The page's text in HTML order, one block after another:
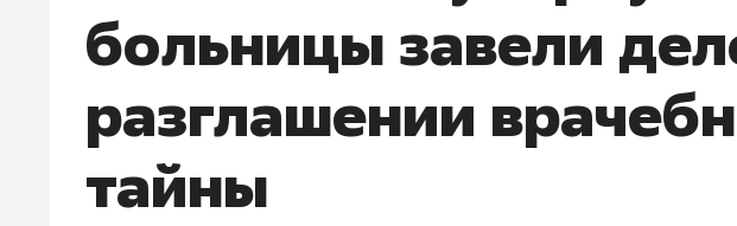
больницы завели
разглашении
тайны
чем интересен Оман?
клиентах и чудных